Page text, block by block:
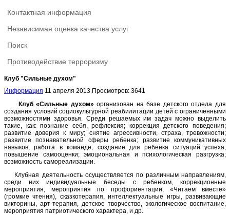
Контактная информация
Независимая оценка качества услуг
Поиск
Противодействие терроризму
Клуб "Сильные духом"
Информация 11 апреля 2013 Просмотров: 3641
Клуб «Сильные духом»организован на базе детского отдела для
создания условий социокультурной реабилитации детей с ограниченными
возможностями здоровья. Среди решаемых им задач можно выделить
такие, как: познание себя, рефлексия; коррекция детского поведения;
развитие доверия к миру; снятие агрессивности, страха, тревожности;
развитие познавательной сферы ребенка; развитие коммуникативных
навыков, работа в команде; создание для ребенка ситуаций успеха,
повышение самооценки; эмоциональная и психологическая разгрузка;
возможность самореализации.
Клубная деятельность осуществляется по различным направлениям,
среди них индивидуальные беседы с ребенком, коррекционные
мероприятия, мероприятия по профориентации, «Читаем вместе»
(громкие чтения), сказкотерапия, интеллектуальные игры, развивающие
викторины, арт-терапия, детское творчество, экологическое воспитание,
мероприятия патриотического характера, и др.